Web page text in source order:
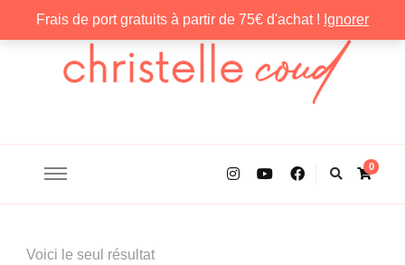
Frais de port gratuits à partir de 75€ d'achat ! Ignorer
0
Voici le seul résultat